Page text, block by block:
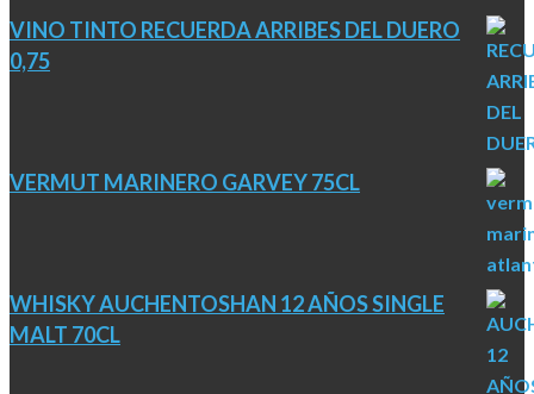
VINO TINTO RECUERDA ARRIBES DEL DUERO
0,75
VERMUT MARINERO GARVEY 75CL
WHISKY AUCHENTOSHAN 12 AÑOS SINGLE
MALT 70CL